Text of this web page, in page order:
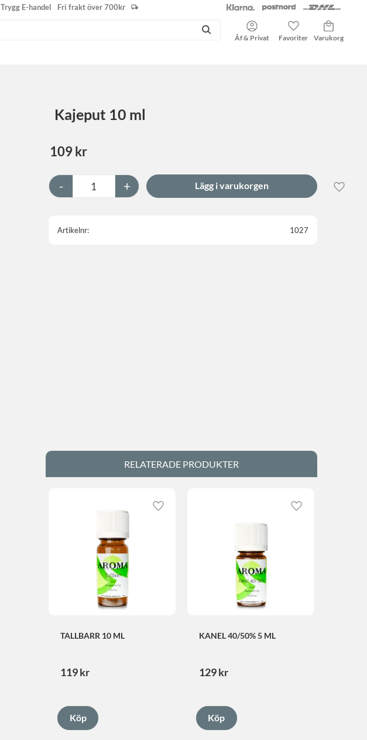
Trygg E-handel Fri frakt över 700kr
Åf & Privat
Favoriter
Kundvagn
Kajeput 10 ml
109 kr
+
-
Lägg
Artikelnr 1027
RELATERADE PRODUKTER
TALLBARR 10 ML
119kr
Lägg till i favoriter
KANEL 40/50% 5 ML
129kr
Lägg till i